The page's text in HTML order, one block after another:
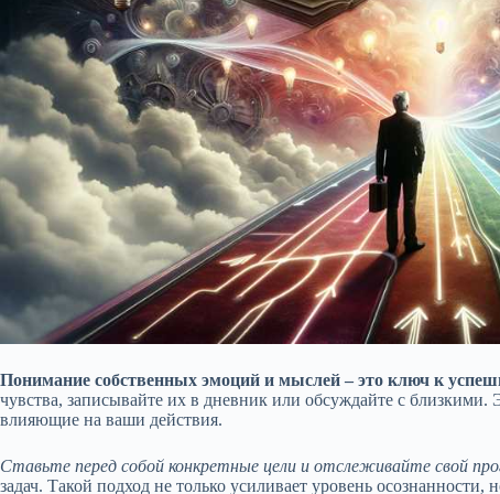
Понимание собственных эмоций и мыслей – это ключ к
чувства, записывайте их в дневник или обсуждайте с
влияющие на ваши действия.
Ставьте перед собой конкретные цели и отслеживайте свой
задач. Такой подход не только усиливает уровень